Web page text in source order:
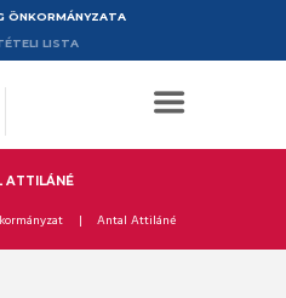
ÖNKORMÁNYZATA
LISTA
ATTILÁNÉ
Antal Attiláné